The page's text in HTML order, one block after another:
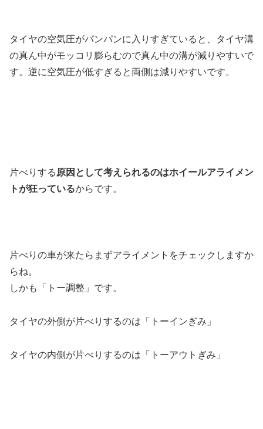
タイヤの空気圧がパンパンに入りすぎていると、タイヤ溝
の真ん中がモッコリ膨らむので真ん中の溝が減りやすいで
す。逆に空気圧が低すぎると両側は減りやすいです。
片べりする 原因として考えられるのはホイールアライメン
トが狂っているからです。
片べりの車が来たらまずアライメントをチェックしますか
らね。
しかも「トー調整」です。
タイヤの外側が片べりするのは「トーインぎみ」
タイヤの内側が片べりするのは「トーアウトぎみ」